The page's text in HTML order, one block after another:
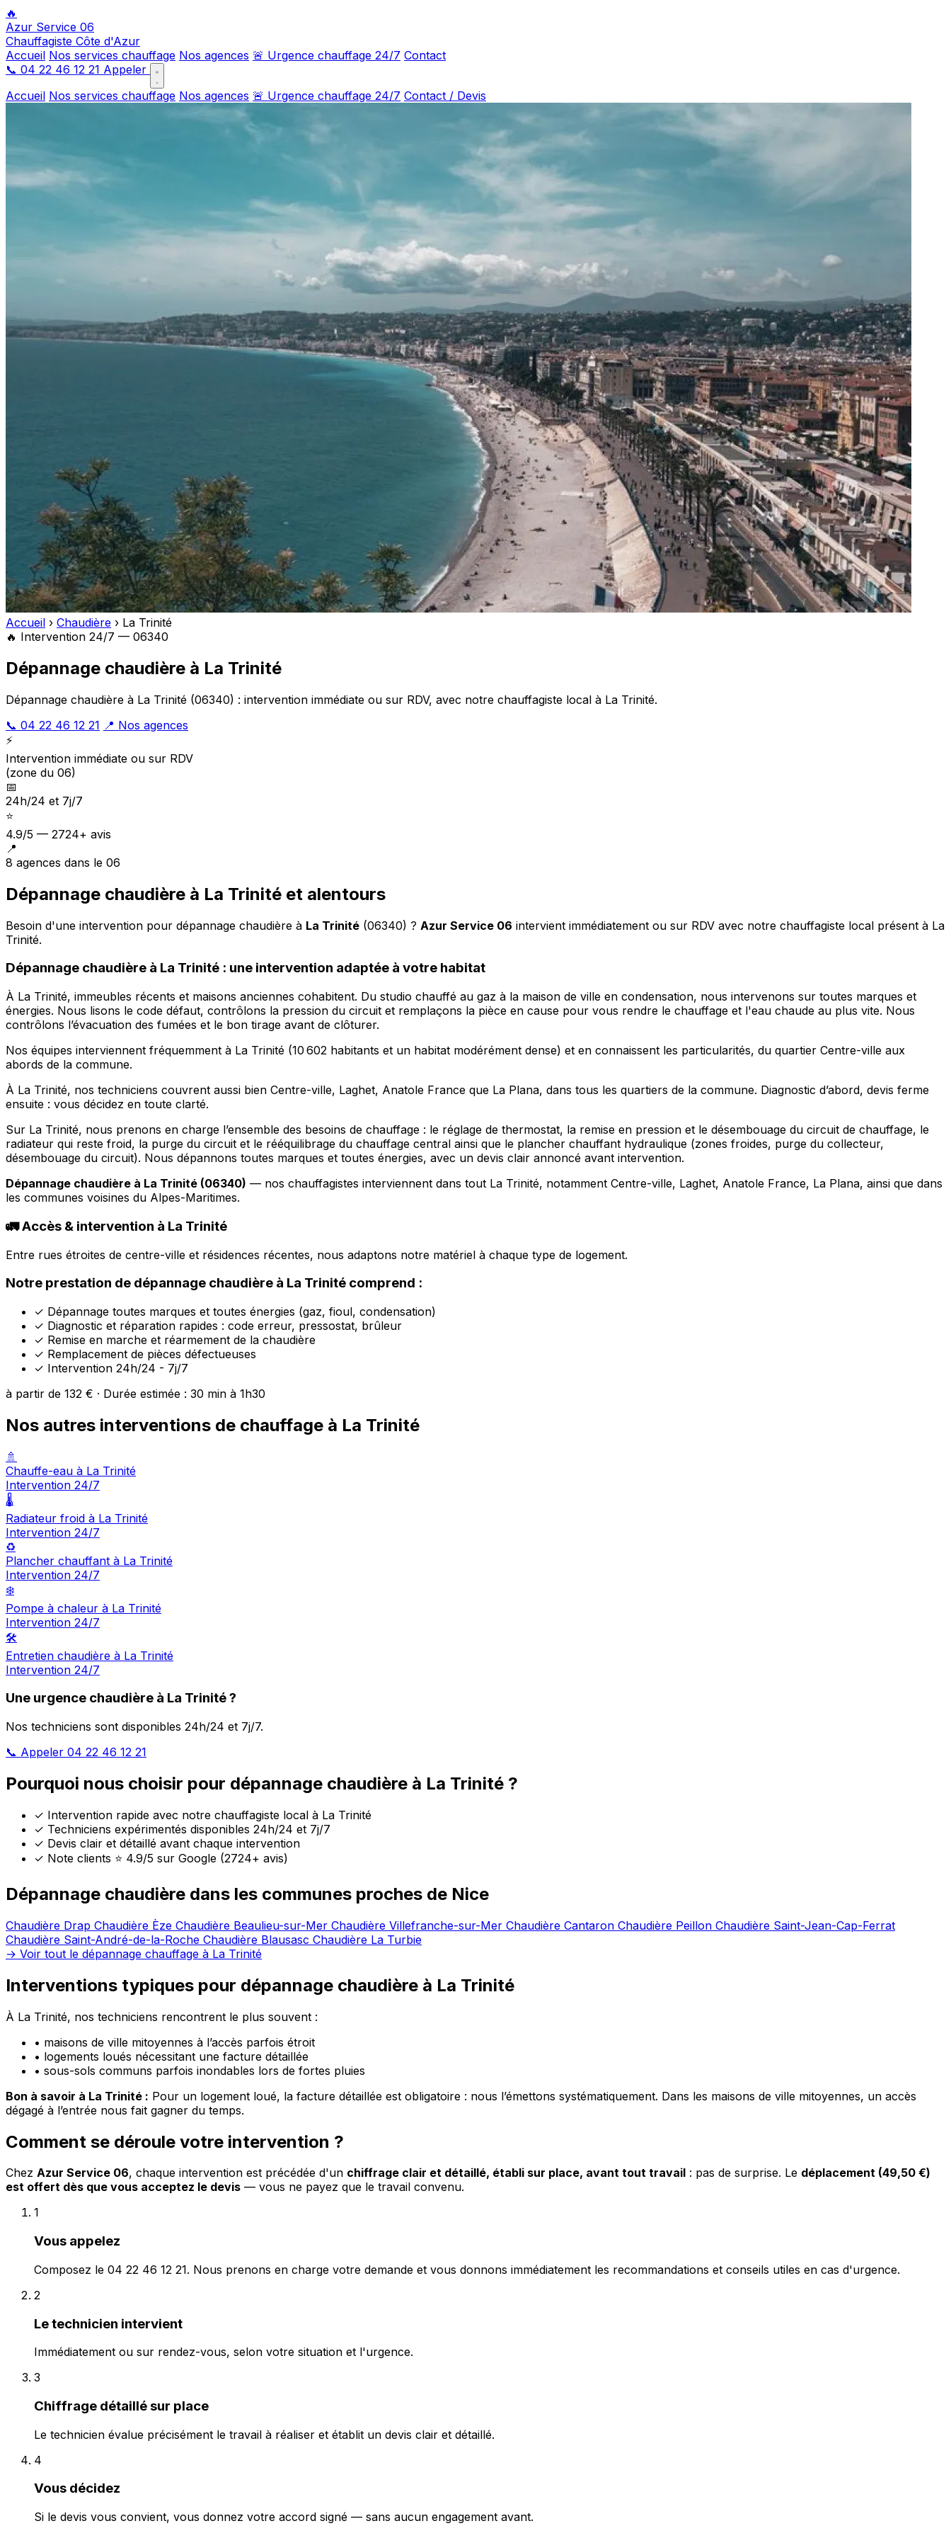
🔥
Azur Service 06
Chauffagiste Côte d'Azur
Accueil Nos services chauffage Nos agences 🚨 Urgence chauffage 24/7 Contact
📞 04 22 46 12 21 Appeler
Accueil Nos services chauffage Nos agences 🚨 Urgence chauffage 24/7 Contact / Devis
Accueil › Chaudière › La Trinité
🔥 Intervention 24/7 — 06340
Dépannage chaudière à La Trinité
Dépannage chaudière à La Trinité (06340) : intervention immédiate ou sur RDV, avec notre chauffagiste local à La Trinité.
📞 04 22 46 12 21 📍 Nos agences
⚡
Intervention immédiate ou sur RDV
(zone du 06)
📅
24h/24 et 7j/7
⭐
4.9/5 — 2724+ avis
📍
8 agences dans le 06
Dépannage chaudière à La Trinité et alentours
Besoin d'une intervention pour dépannage chaudière à La Trinité (06340) ? Azur Service 06 intervient immédiatement ou sur RDV avec notre chauffagiste local présent à La
Trinité.
Dépannage chaudière à La Trinité : une intervention adaptée à votre habitat
À La Trinité, immeubles récents et maisons anciennes cohabitent. Du studio chauffé au gaz à la maison de ville en condensation, nous intervenons sur toutes marques et
énergies. Nous lisons le code défaut, contrôlons la pression du circuit et remplaçons la pièce en cause pour vous rendre le chauffage et l'eau chaude au plus vite. Nous
contrôlons l’évacuation des fumées et le bon tirage avant de clôturer.
Nos équipes interviennent fréquemment à La Trinité (10 602 habitants et un habitat modérément dense) et en connaissent les particularités, du quartier Centre-ville aux
abords de la commune.
À La Trinité, nos techniciens couvrent aussi bien Centre-ville, Laghet, Anatole France que La Plana, dans tous les quartiers de la commune. Diagnostic d’abord, devis ferme
ensuite : vous décidez en toute clarté.
Sur La Trinité, nous prenons en charge l’ensemble des besoins de chauffage : le réglage de thermostat, la remise en pression et le désembouage du circuit de chauffage, le
radiateur qui reste froid, la purge du circuit et le rééquilibrage du chauffage central ainsi que le plancher chauffant hydraulique (zones froides, purge du collecteur,
désembouage du circuit). Nous dépannons toutes marques et toutes énergies, avec un devis clair annoncé avant intervention.
Dépannage chaudière à La Trinité (06340) — nos chauffagistes interviennent dans tout La Trinité, notamment Centre-ville, Laghet, Anatole France, La Plana, ainsi que dans
les communes voisines du Alpes-Maritimes.
🚛 Accès & intervention à La Trinité
Entre rues étroites de centre-ville et résidences récentes, nous adaptons notre matériel à chaque type de logement.
Notre prestation de dépannage chaudière à La Trinité comprend :
✓ Dépannage toutes marques et toutes énergies (gaz, fioul, condensation)
✓ Diagnostic et réparation rapides : code erreur, pressostat, brûleur
✓ Remise en marche et réarmement de la chaudière
✓ Remplacement de pièces défectueuses
✓ Intervention 24h/24 - 7j/7
à partir de 132 € · Durée estimée : 30 min à 1h30
Nos autres interventions de chauffage à La Trinité
🚿
Chauffe-eau à La Trinité
Intervention 24/7
🌡️
Radiateur froid à La Trinité
Intervention 24/7
♻️
Plancher chauffant à La Trinité
Intervention 24/7
❄️
Pompe à chaleur à La Trinité
Intervention 24/7
🛠️
Entretien chaudière à La Trinité
Intervention 24/7
Une urgence chaudière à La Trinité ?
Nos techniciens sont disponibles 24h/24 et 7j/7.
📞 Appeler 04 22 46 12 21
Pourquoi nous choisir pour dépannage chaudière à La Trinité ?
✓ Intervention rapide avec notre chauffagiste local à La Trinité
✓ Techniciens expérimentés disponibles 24h/24 et 7j/7
✓ Devis clair et détaillé avant chaque intervention
✓ Note clients ⭐ 4.9/5 sur Google (2724+ avis)
Dépannage chaudière dans les communes proches de Nice
Chaudière Drap Chaudière Èze Chaudière Beaulieu-sur-Mer Chaudière Villefranche-sur-Mer Chaudière Cantaron Chaudière Peillon Chaudière Saint-Jean-Cap-Ferrat
Chaudière Saint-André-de-la-Roche Chaudière Blausasc Chaudière La Turbie
→ Voir tout le dépannage chauffage à La Trinité
Interventions typiques pour dépannage chaudière à La Trinité
À La Trinité, nos techniciens rencontrent le plus souvent :
• maisons de ville mitoyennes à l’accès parfois étroit
• logements loués nécessitant une facture détaillée
• sous-sols communs parfois inondables lors de fortes pluies
Bon à savoir à La Trinité : Pour un logement loué, la facture détaillée est obligatoire : nous l’émettons systématiquement. Dans les maisons de ville mitoyennes, un accès
dégagé à l’entrée nous fait gagner du temps.
Comment se déroule votre intervention ?
Chez Azur Service 06, chaque intervention est précédée d'un chiffrage clair et détaillé, établi sur place, avant tout travail : pas de surprise. Le déplacement (49,50 €)
est offert dès que vous acceptez le devis — vous ne payez que le travail convenu.
1
Vous appelez
Composez le 04 22 46 12 21. Nous prenons en charge votre demande et vous donnons immédiatement les recommandations et conseils utiles en cas d'urgence.
2
Le technicien intervient
Immédiatement ou sur rendez-vous, selon votre situation et l'urgence.
3
Chiffrage détaillé sur place
Le technicien évalue précisément le travail à réaliser et établit un devis clair et détaillé.
4
Vous décidez
Si le devis vous convient, vous donnez votre accord signé — sans aucun engagement avant.